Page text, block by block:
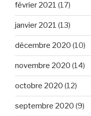
février 2021 (17)
janvier 2021 (13)
décembre 2020 (10)
novembre 2020 (14)
octobre 2020 (12)
septembre 2020 (9)